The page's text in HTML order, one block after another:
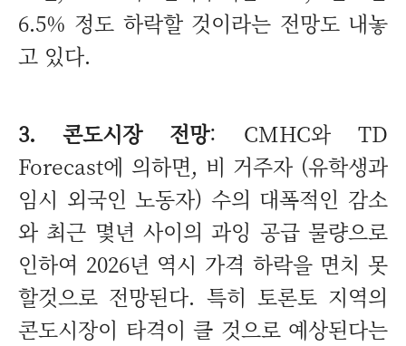
6.5% 정도 하락할 것이라는 전망도 내놓
고 있다.
3. 콘도시장 전망: CMHC와 TD
Forecast에 의하면, 비 거주자 (유학생과
임시 외국인 노동자) 수의 대폭적인 감소
와 최근 몇년 사이의 과잉 공급 물량으로
인하여 2026년 역시 가격 하락을 면치 못
할것으로 전망된다. 특히 토론토 지역의
콘도시장이 타격이 클 것으로 예상된다는